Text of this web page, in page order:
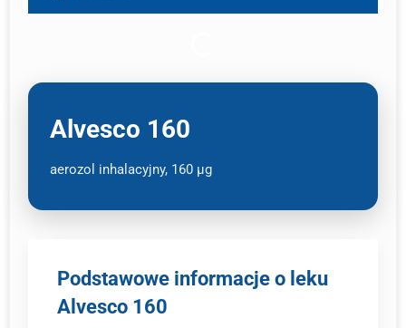
Alvesco 160
aerozol inhalacyjny, 160 μg
Podstawowe informacje o leku
Alvesco 160